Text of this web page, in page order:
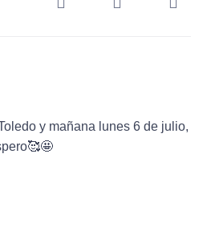
y mañana lunes 6 de julio,